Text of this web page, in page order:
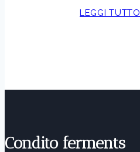
LEGGI TUTTO
Condito ferments